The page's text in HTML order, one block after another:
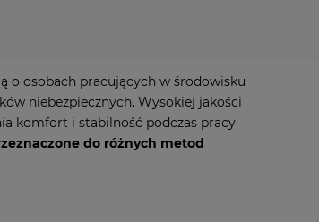
o osobach pracujących w środowisku
niebezpiecznych. Wysokiej jakości
komfort i stabilność podczas pracy
do różnych metod